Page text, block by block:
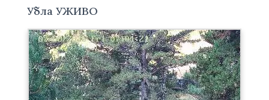
Убла УЖИВО